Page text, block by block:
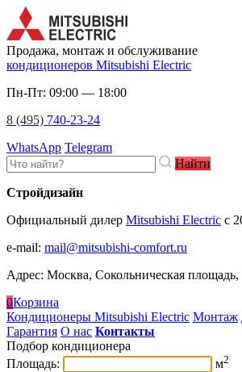
Продажа, монтаж и обслуживание
кондиционеров Mitsubishi Electric
Пн-Пт: 09:00 — 18:00
8 (495) 740-23-24
WhatsApp Telegram
Найти
Стройдизайн
Официальный дилер Mitsubishi Electric c
e-mail: mail@mitsubishi-comfort.ru
Адрес: Москва, Сокольническая
0Корзина
Кондиционеры Mitsubishi Electric Монтаж
Гарантия О нас Контакты
Подбор кондиционера
Площадь:
м2